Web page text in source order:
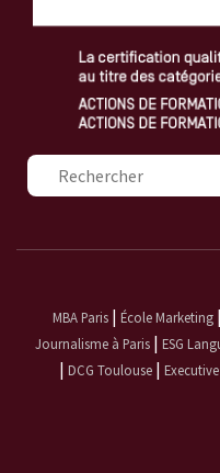
MBA Paris| École Marketing|
Journalisme à Paris | ESG
| DCG Toulouse |